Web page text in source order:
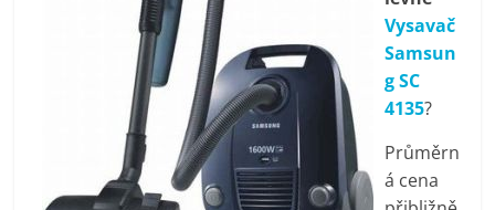
mobilní
telefony,
kávovary,
Vysavač
Samsun
g SC
4135?
Průměrn
á cena